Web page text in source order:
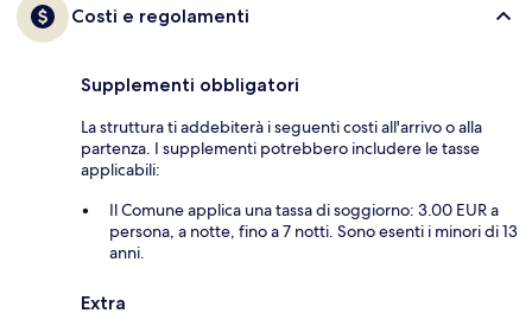
Costi e regolamenti
Supplementi obbligatori
La struttura ti addebiterà i seguenti costi all'arrivo o alla
partenza. I supplementi potrebbero includere le tasse
applicabili:
Il Comune applica una tassa di soggiorno: 3.00 EUR a
persona, a notte, fino a 7 notti. Sono esenti i minori di 13
anni.
Extra